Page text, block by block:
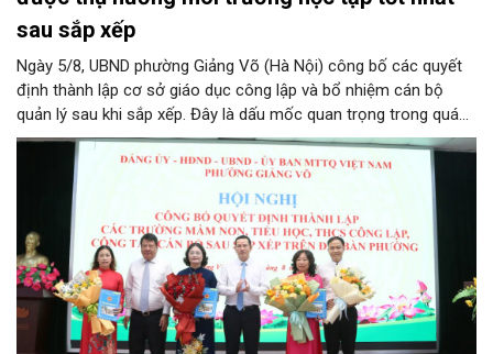
sau sắp xếp
Ngày 5/8, UBND phường Giảng Võ (Hà Nội) công bố các quyết
định thành lập cơ sở giáo dục công lập và bổ nhiệm cán bộ
quản lý sau khi sắp xếp. Đây là dấu mốc quan trọng trong quá
trình kiện toàn tổ chức bộ máy, thực hiện chủ trương tinh gọn,
nâng cao hiệu lực, hiệu quả quản lý theo các nghị quyết của
Trung ương và kế hoạch của UBND TP Hà Nội.